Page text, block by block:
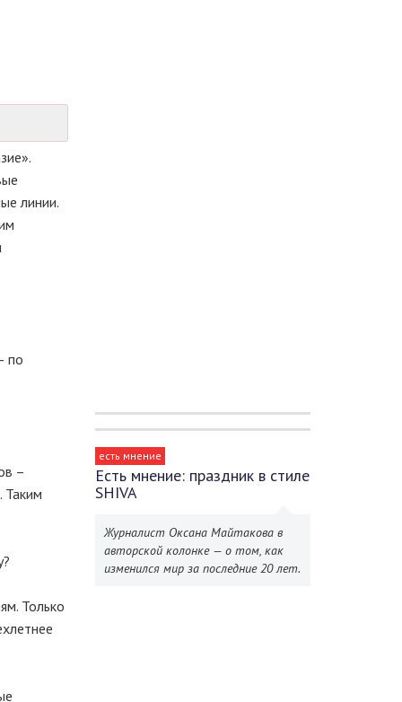
линии.
по
–
Таким
Только
есть мнение
Есть мнение: праздник в стиле
SHIVA
Журналист Оксана Майтакова в
авторской колонке — о том, как
изменился мир за последние 20 лет.